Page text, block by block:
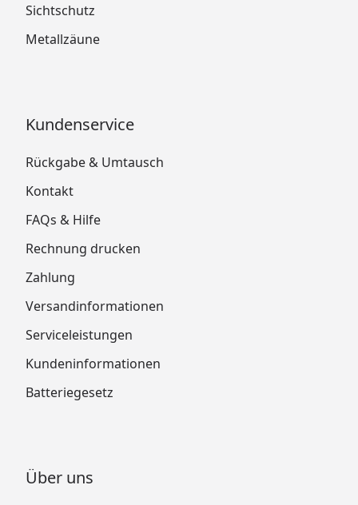
Sichtschutz
Metallzäune
Kundenservice
Rückgabe & Umtausch
Kontakt
FAQs & Hilfe
Rechnung drucken
Zahlung
Versandinformationen
Serviceleistungen
Kundeninformationen
Batteriegesetz
Über uns